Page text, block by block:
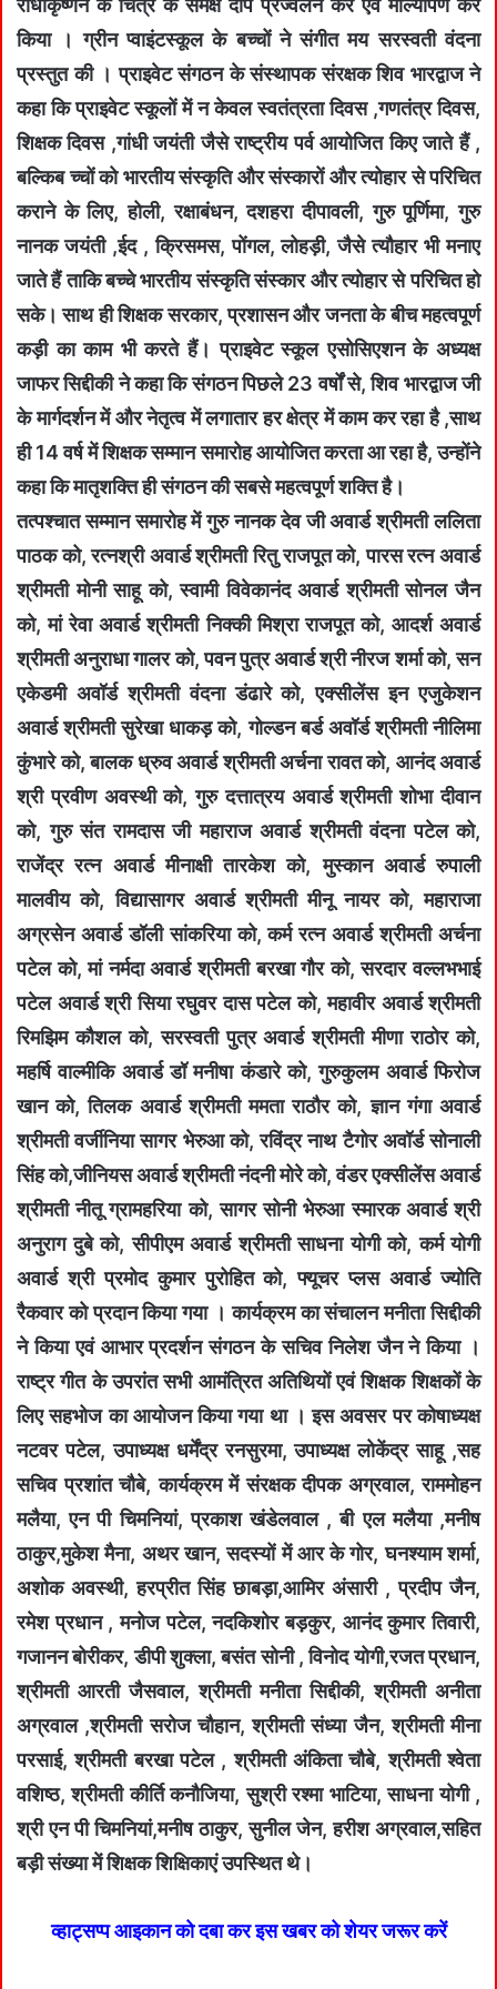
राधाकृष्णन के चित्र के समक्ष दीप प्रज्वलन कर एवं माल्यार्पण कर
किया । ग्रीन प्वाइंटस्कूल के बच्चों ने संगीत मय सरस्वती वंदना
प्रस्तुत की । प्राइवेट संगठन के संस्थापक संरक्षक शिव भारद्वाज ने
कहा कि प्राइवेट स्कूलों में न केवल स्वतंत्रता दिवस ,गणतंत्र दिवस,
शिक्षक दिवस ,गांधी जयंती जैसे राष्ट्रीय पर्व आयोजित किए जाते हैं ,
बल्किब च्चों को भारतीय संस्कृति और संस्कारों और त्योहार से परिचित
कराने के लिए, होली, रक्षाबंधन, दशहरा दीपावली, गुरु पूर्णिमा, गुरु
नानक जयंती ,ईद , क्रिसमस, पोंगल, लोहड़ी, जैसे त्यौहार भी मनाए
जाते हैं ताकि बच्चे भारतीय संस्कृति संस्कार और त्योहार से परिचित हो
सके। साथ ही शिक्षक सरकार, प्रशासन और जनता के बीच महत्वपूर्ण
कड़ी का काम भी करते हैं। प्राइवेट स्कूल एसोसिएशन के अध्यक्ष
जाफर सिद्दीकी ने कहा कि संगठन पिछले 23 वर्षों से, शिव भारद्वाज जी
के मार्गदर्शन में और नेतृत्व में लगातार हर क्षेत्र में काम कर रहा है ,साथ
ही 14 वर्ष में शिक्षक सम्मान समारोह आयोजित करता आ रहा है, उन्होंने
कहा कि मातृशक्ति ही संगठन की सबसे महत्वपूर्ण शक्ति है।
तत्पश्चात सम्मान समारोह में गुरु नानक देव जी अवार्ड श्रीमती ललिता
पाठक को, रत्नश्री अवार्ड श्रीमती रितु राजपूत को, पारस रत्न अवार्ड
श्रीमती मोनी साहू को, स्वामी विवेकानंद अवार्ड श्रीमती सोनल जैन
को, मां रेवा अवार्ड श्रीमती निक्की मिश्रा राजपूत को, आदर्श अवार्ड
श्रीमती अनुराधा गालर को, पवन पुत्र अवार्ड श्री नीरज शर्मा को, सन
एकेडमी अवॉर्ड श्रीमती वंदना डंढारे को, एक्सीलेंस इन एजुकेशन
अवार्ड श्रीमती सुरेखा धाकड़ को, गोल्डन बर्ड अवॉर्ड श्रीमती नीलिमा
कुंभारे को, बालक ध्रुव अवार्ड श्रीमती अर्चना रावत को, आनंद अवार्ड
श्री प्रवीण अवस्थी को, गुरु दत्तात्रय अवार्ड श्रीमती शोभा दीवान
को, गुरु संत रामदास जी महाराज अवार्ड श्रीमती वंदना पटेल को,
राजेंद्र रत्न अवार्ड मीनाक्षी तारकेश को, मुस्कान अवार्ड रुपाली
मालवीय को, विद्यासागर अवार्ड श्रीमती मीनू नायर को, महाराजा
अग्रसेन अवार्ड डॉली सांकरिया को, कर्म रत्न अवार्ड श्रीमती अर्चना
पटेल को, मां नर्मदा अवार्ड श्रीमती बरखा गौर को, सरदार वल्लभभाई
पटेल अवार्ड श्री सिया रघुवर दास पटेल को, महावीर अवार्ड श्रीमती
रिमझिम कौशल को, सरस्वती पुत्र अवार्ड श्रीमती मीणा राठोर को,
महर्षि वाल्मीकि अवार्ड डॉ मनीषा कंडारे को, गुरुकुलम अवार्ड फिरोज
खान को, तिलक अवार्ड श्रीमती ममता राठौर को, ज्ञान गंगा अवार्ड
श्रीमती वर्जीनिया सागर भेरुआ को, रविंद्र नाथ टैगोर अवॉर्ड सोनाली
सिंह को,जीनियस अवार्ड श्रीमती नंदनी मोरे को, वंडर एक्सीलेंस अवार्ड
श्रीमती नीतू ग्रामहरिया को, सागर सोनी भेरुआ स्मारक अवार्ड श्री
अनुराग दुबे को, सीपीएम अवार्ड श्रीमती साधना योगी को, कर्म योगी
अवार्ड श्री प्रमोद कुमार पुरोहित को, फ्यूचर प्लस अवार्ड ज्योति
रैकवार को प्रदान किया गया । कार्यक्रम का संचालन मनीता सिद्दीकी
ने किया एवं आभार प्रदर्शन संगठन के सचिव निलेश जैन ने किया ।
राष्ट्र गीत के उपरांत सभी आमंत्रित अतिथियों एवं शिक्षक शिक्षकों के
लिए सहभोज का आयोजन किया गया था । इस अवसर पर कोषाध्यक्ष
नटवर पटेल, उपाध्यक्ष धर्मेंद्र रनसुरमा, उपाध्यक्ष लोकेंद्र साहू ,सह
सचिव प्रशांत चौबे, कार्यक्रम में संरक्षक दीपक अग्रवाल, राममोहन
मलैया, एन पी चिमनियां, प्रकाश खंडेलवाल , बी एल मलैया ,मनीष
ठाकुर,मुकेश मैना, अथर खान, सदस्यों में आर के गोर, घनश्याम शर्मा,
अशोक अवस्थी, हरप्रीत सिंह छाबड़ा,आमिर अंसारी , प्रदीप जैन,
रमेश प्रधान , मनोज पटेल, नदकिशोर बड़कुर, आनंद कुमार तिवारी,
गजानन बोरीकर, डीपी शुक्ला, बसंत सोनी , विनोद योगी,रजत प्रधान,
श्रीमती आरती जैसवाल, श्रीमती मनीता सिद्दीकी, श्रीमती अनीता
अग्रवाल ,श्रीमती सरोज चौहान, श्रीमती संध्या जैन, श्रीमती मीना
परसाई, श्रीमती बरखा पटेल , श्रीमती अंकिता चौबे, श्रीमती श्वेता
वशिष्ठ, श्रीमती कीर्ति कनौजिया, सुश्री रश्मा भाटिया, साधना योगी ,
श्री एन पी चिमनियां,मनीष ठाकुर, सुनील जेन, हरीश अग्रवाल,सहित
बड़ी संख्या में शिक्षक शिक्षिकाएं उपस्थित थे।
व्हाट्सप्प आइकान को दबा कर इस खबर को शेयर जरूर करें